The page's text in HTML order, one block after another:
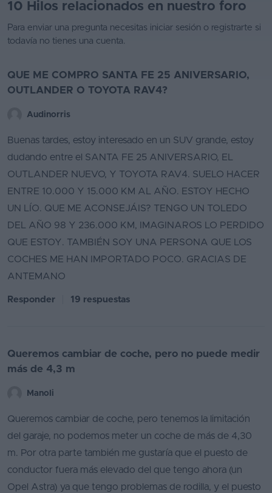
10 Hilos relacionados en nuestro foro
Para enviar una pregunta necesitas iniciar sesión o registrarte si
todavía no tienes una cuenta.
QUE ME COMPRO SANTA FE 25 ANIVERSARIO,
OUTLANDER O TOYOTA RAV4?
Audinorris
Buenas tardes, estoy interesado en un SUV grande, estoy
dudando entre el SANTA FE 25 ANIVERSARIO, EL
OUTLANDER NUEVO, Y TOYOTA RAV4. SUELO HACER
ENTRE 10.000 Y 15.000 KM AL AÑO. ESTOY HECHO
UN LÍO. QUE ME ACONSEJÁIS? TENGO UN TOLEDO
DEL AÑO 98 Y 236.000 KM, IMAGINAROS LO PERDIDO
QUE ESTOY. TAMBIÉN SOY UNA PERSONA QUE LOS
COCHES ME HAN IMPORTADO POCO. GRACIAS DE
ANTEMANO
Responder 19 respuestas
Queremos cambiar de coche, pero no puede medir
más de 4,3 m
Manoli
Queremos cambiar de coche, pero tenemos la limitación
del garaje, no podemos meter un coche de más de 4,30
m. Por otra parte también me gustaría que el puesto de
conductor fuera más elevado del que tengo ahora (un
Opel Astra) ya que tengo problemas de rodilla, y el puesto